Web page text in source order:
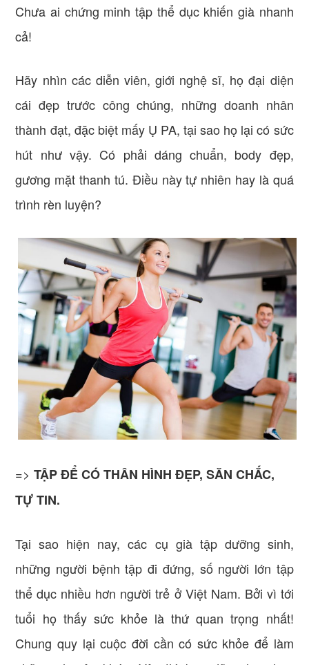
Chưa ai chứng minh tập thể dục khiến già nhanh
cả!
Hãy nhìn các diễn viên, giới nghệ sĩ, họ đại diện
cái đẹp trước công chúng, những doanh nhân
thành đạt, đặc biệt mấy Ụ PA, tại sao họ lại có sức
hút như vậy. Có phải dáng chuẩn, body đẹp,
gương mặt thanh tú. Điều này tự nhiên hay là quá
trình rèn luyện?
=>TẬP ĐỂ CÓ THÂN HÌNH ĐẸP, SĂN CHẮC,
TỰ TIN.
Tại sao hiện nay, các cụ già tập dưỡng sinh,
những người bệnh tập đi đứng, số người lớn tập
thể dục nhiều hơn người trẻ ở Việt Nam. Bởi vì tới
tuổi họ thấy sức khỏe là thứ quan trọng nhất!
Chung quy lại cuộc đời cần có sức khỏe để làm